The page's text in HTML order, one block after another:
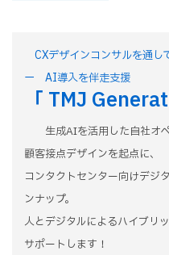
CXデザインコンサルを通し
ー AI導入を伴走支援
「 TMJ
生成AIを活用した自社オペ
顧客接点デザインを起点に、
コンタクトセンター向けデジ
ンナップ。
人とデジタルによるハイブリ
サポートします！